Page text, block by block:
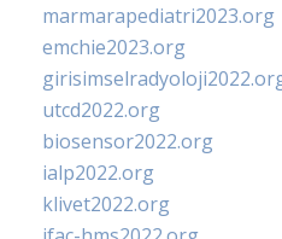
marmarapediatri2023.org
emchie2023.org
utcd2022.org
biosensor2022.org
ialp2022.org
klivet2022.org